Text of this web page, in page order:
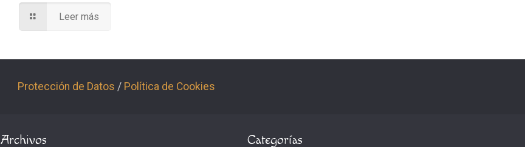
Leer más
Protección de Datos / Política de Cookies
Archivos Categorías